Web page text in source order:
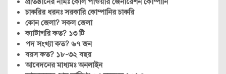
চাকরির ধরনঃ সরকারি কোম্পানির চাকরি
কোন জেলা? সকল জেলা
ক্যাটাগরি কত? ১৩ টি
পদ সংখ্যা কত? ৬৭ জন
বয়স কত? ১৮-৩২ বছর
আবেদনের মাধ্যমঃ অনলাইন